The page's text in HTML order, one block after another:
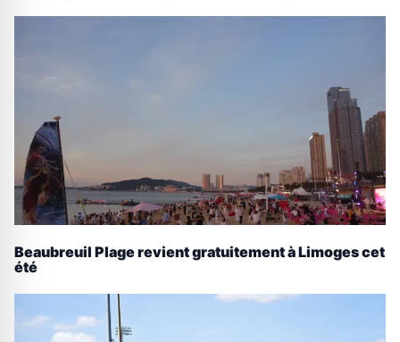
Beaubreuil Plage revient gratuitement à Limoges cet
été